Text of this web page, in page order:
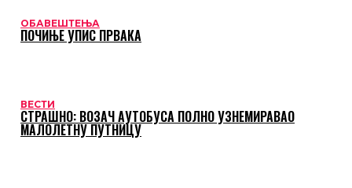
ОБАВЕШТЕЊА
ПОЧИЊЕ УПИС ПРВАКА
ВЕСТИ
СТРАШНО: ВОЗАЧ АУТОБУСА ПОЛНО УЗНЕМИРАВАО
МАЛОЛЕТНУ ПУТНИЦУ